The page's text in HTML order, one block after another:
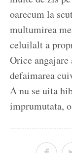
oarecum la
multumirea
celuilalt a
Orice
defaimarea
A nu se uita
imprumutata,